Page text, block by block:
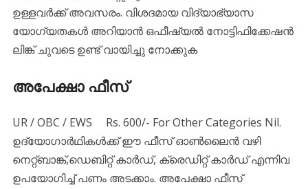
ഉള്ളവർക്ക് അവസരം. വിശദമായ വിദ്യാഭ്യാസ
യോഗ്യതകൾ അറിയാൻ ഒഫീഷ്യൽ നോട്ടിഫിക്കേഷൻ
ലിങ്ക് ചുവടെ ഉണ്ട് വായിച്ചു നോക്കുക
അപേക്ഷാ ഫീസ്‌
UR / OBC / EWS Rs. 600/- For Other Categories Nil.
ഉദ്യോഗാര്‍ഥികള്‍ക്ക് ഈ ഫീസ്‌ ഓണ്‍ലൈന്‍ വഴി
നെറ്റ്ബാങ്ക്,ഡെബിറ്റ് കാര്‍ഡ്, ക്രെഡിറ്റ്‌ കാര്‍ഡ് എന്നിവ
ഉപയോഗിച്ച് പണം അടക്കാം. അപേക്ഷാ ഫീസ്‌